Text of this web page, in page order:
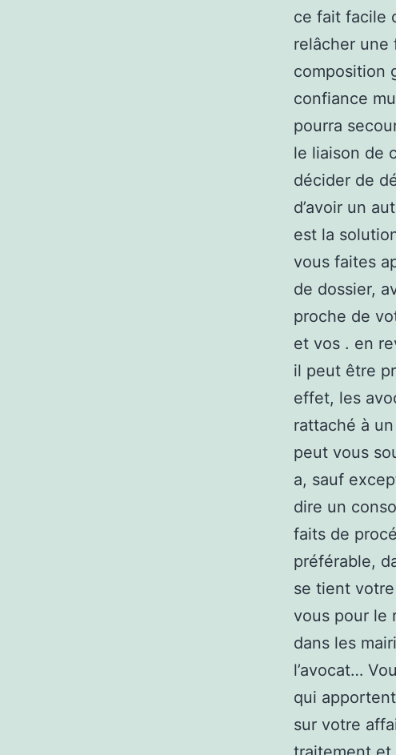
ce fait facile
relâcher une
composition
confiance
pourra
le liaison de
décider de
d’avoir un
est la
vous faites
de dossier,
proche de
et vos . en
il peut être
effet, les
rattaché à
peut vous
a, sauf
dire un
faits de
préférable,
se tient
vous pour le
dans les
l’avocat…
qui
sur votre